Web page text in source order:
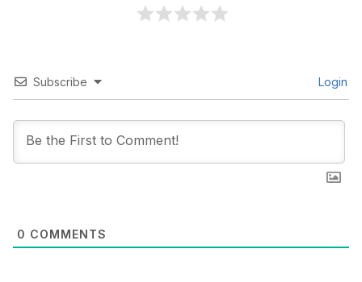
Subscribe Login
0 COMMENTS